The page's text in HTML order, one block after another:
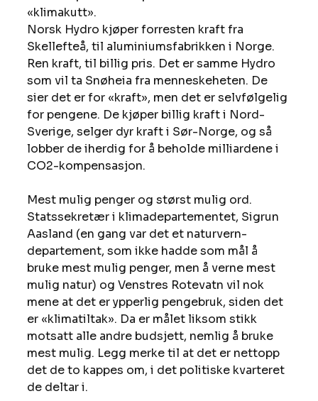
«klimakutt».
Norsk Hydro kjøper forresten kraft fra
Skellefteå, til aluminiumsfabrikken i Norge.
Ren kraft, til billig pris. Det er samme Hydro
som vil ta Snøheia fra menneskeheten. De
sier det er for «kraft», men det er selvfølgelig
for pengene. De kjøper billig kraft i Nord-
Sverige, selger dyr kraft i Sør-Norge, og så
lobber de iherdig for å beholde milliardene i
CO2-kompensasjon.
Mest mulig penger og størst mulig ord.
Statssekretær i klimadepartementet, Sigrun
Aasland (en gang var det et naturvern-
departement, som ikke hadde som mål å
bruke mest mulig penger, men å verne mest
mulig natur) og Venstres Rotevatn vil nok
mene at det er ypperlig pengebruk, siden det
er «klimatiltak». Da er målet liksom stikk
motsatt alle andre budsjett, nemlig å bruke
mest mulig. Legg merke til at det er nettopp
det de to kappes om, i det politiske kvarteret
de deltar i.